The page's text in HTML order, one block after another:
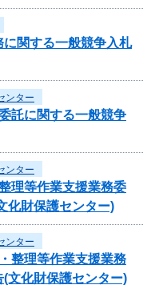
関する一般競争入札
ンター
託に関する一般競争
ンター
理等作業支援業務委
化財保護センター)
ンター
整理等作業支援業務
文化財保護センター)